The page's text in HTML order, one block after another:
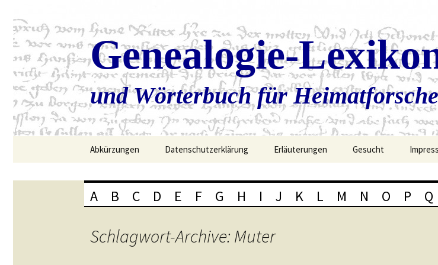
Genealogie-
und Wörterbuch für
Abkürzungen Datenschutzerklärung Erläuterungen Gesucht
A B C D E F G H I J K L M N O P Q
Schlagwort-Archive: Muter